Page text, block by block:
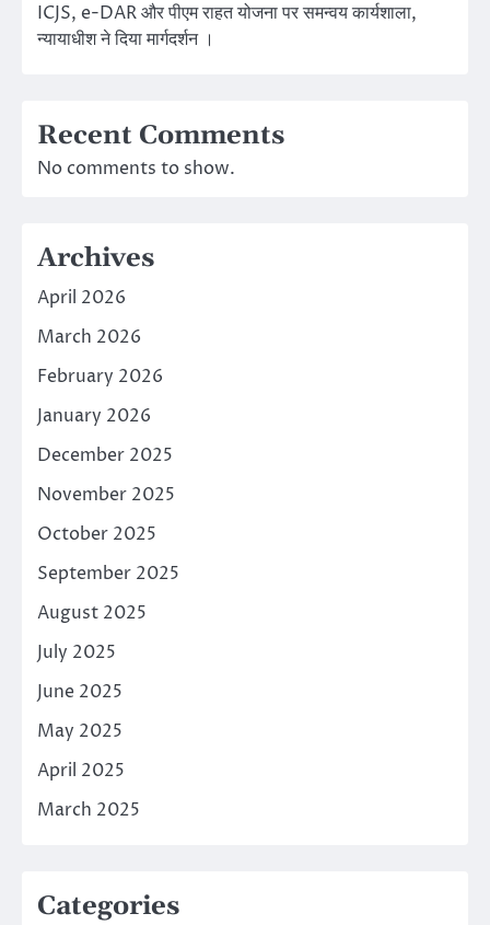
ICJS, e-DAR और पीएम राहत योजना पर समन्वय कार्यशाला,
न्यायाधीश ने दिया मार्गदर्शन ।
Recent Comments
No comments to show.
Archives
April 2026
March 2026
February 2026
January 2026
December 2025
November 2025
October 2025
September 2025
August 2025
July 2025
June 2025
May 2025
April 2025
March 2025
Categories